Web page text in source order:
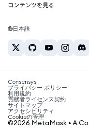
Web3サービス
サポート
キャリア
お問い合わせ
Tetherの価格
USDT→INR
BTC→INR
ETH→USDT
ETHの購入
USDTの購入
SHIBの購入
BNBの購入
コンテンツを見る
Solanaウォレット
税制関連ニュース
暗号資産の購入方法は？
ビットコインを売るには？
日本語
Consensys
プライバシー ポリシー
利用規約
貢献者ライセンス契約
サイトマップ
アクセシビリティ
Cookieの管理
©2026 MetaMask • A